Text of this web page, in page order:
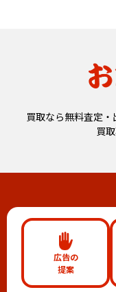
買取なら無料査定
買
広告の
提案